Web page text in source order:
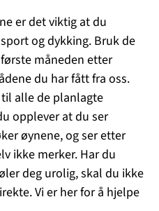
er det viktig at du
og dykking. Bruk de
måneden etter
du har fått fra oss.
alle de planlagte
opplever at du ser
øynene, og ser etter
ikke merker. Har du
deg urolig, skal du ikke
Vi er her for å hjelpe